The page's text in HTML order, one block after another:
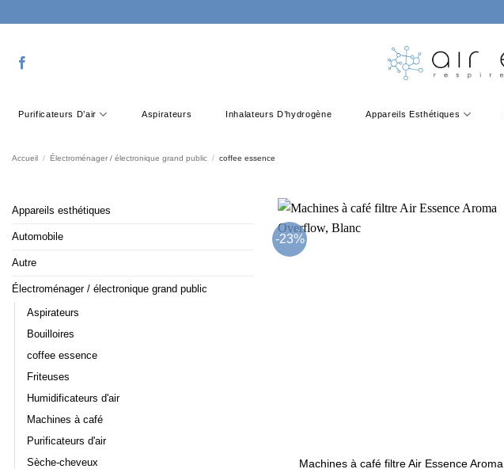
Purificateurs D’air Aspirateurs Inhalateurs D’hydrogène Appareils Esthétiques
Accueil / Électroménager / électronique grand public / coffee essence
Appareils esthétiques
Automobile
Autre
Électroménager / électronique grand public
Aspirateurs
Bouilloires
coffee essence
Friteuses
Humidificateurs d'air
Machines à café
Purificateurs d'air
Sèche-cheveux
-23%
Machines à café filtre Air Essence Aroma